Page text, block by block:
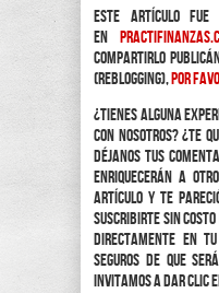
Este artículo fue
en
compartirlo
(reblogging),por
¿Tienes alguna
con nosotros? ¿Te
Déjanos tus
enriquecerán a
artículo y te
suscribirte sin costo
directamente en
seguros de que
invitamos a dar clic